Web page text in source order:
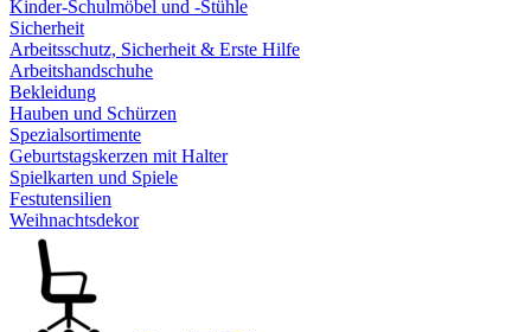
Kinder-Schulmöbel und -Stühle
Sicherheit
Arbeitsschutz, Sicherheit & Erste Hilfe
Arbeitshandschuhe
Bekleidung
Hauben und Schürzen
Spezialsortimente
Geburtstagskerzen mit Halter
Spielkarten und Spiele
Festutensilien
Weihnachtsdekor